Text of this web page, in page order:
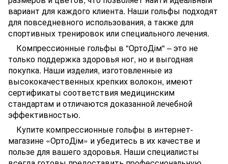
вариант для каждого клиента. Наши гольфы подходят
для повседневного использования, а также для
спортивных тренировок или специального лечения.
Компрессионные гольфы в "ОртоДім" – это не
только поддержка здоровья ног, но и выгодная
покупка. Наши изделия, изготовленные из
высококачественных крепких волокон, имеют
сертификаты соответствия медицинским
стандартам и отличаются доказанной лечебной
эффективностью.
Купите компрессионные гольфы в интернет-
магазине «ОртоДім» и убедитесь в их качестве и
пользе для вашего здоровья. Наши специалисты